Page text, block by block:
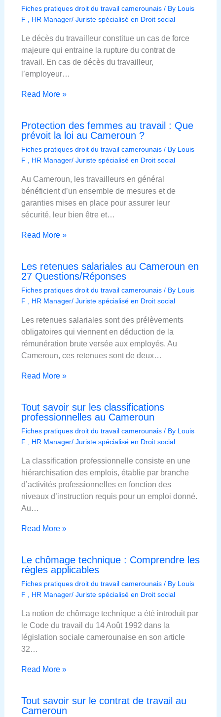
Fiches pratiques droit du travail camerounais/ By Louis
F , HR Manager/ Juriste spécialisé en Droit social
Le décès du travailleur constitue un cas de force
majeure qui entraine la rupture du contrat de
travail. En cas de décès du travailleur,
l’employeur…
Read More »
Protection des femmes au travail : Que
prévoit la loi au Cameroun ?
Fiches pratiques droit du travail camerounais/ By Louis
F , HR Manager/ Juriste spécialisé en Droit social
Au Cameroun, les travailleurs en général
bénéficient d’un ensemble de mesures et de
garanties mises en place pour assurer leur
sécurité, leur bien être et…
Read More »
Les retenues salariales au Cameroun en
27 Questions/Réponses
Fiches pratiques droit du travail camerounais/ By Louis
F , HR Manager/ Juriste spécialisé en Droit social
Les retenues salariales sont des prélèvements
obligatoires qui viennent en déduction de la
rémunération brute versée aux employés. Au
Cameroun, ces retenues sont de deux…
Read More »
Tout savoir sur les classifications
professionnelles au Cameroun
Fiches pratiques droit du travail camerounais/ By Louis
F , HR Manager/ Juriste spécialisé en Droit social
La classification professionnelle consiste en une
hiérarchisation des emplois, établie par branche
d’activités professionnelles en fonction des
niveaux d’instruction requis pour un emploi donné.
Au…
Read More »
Le chômage technique : Comprendre les
règles applicables
Fiches pratiques droit du travail camerounais/ By Louis
F , HR Manager/ Juriste spécialisé en Droit social
La notion de chômage technique a été introduit par
le Code du travail du 14 Août 1992 dans la
législation sociale camerounaise en son article
32…
Read More »
Tout savoir sur le contrat de travail au
Cameroun